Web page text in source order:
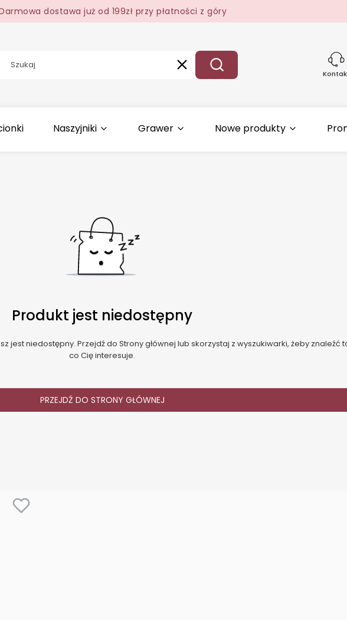
dostawa już od 199zł przy płatności z góry
WyczyśćSzukaj
Naszyjniki Grawer Nowe produkty
Produkt jest niedostępny
jest niedostępny. Przejdź do Strony głównej lub skorzystaj z wyszukiwarki, żeby znaleźć
co Cię interesuje.
PRZEJDŹ DO STRONY GŁÓWNEJ